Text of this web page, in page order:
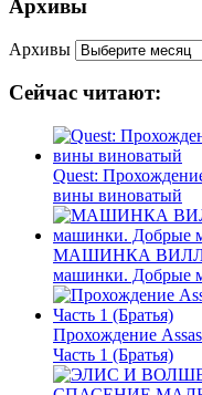
Архивы
Архивы
Сейчас читают:
Quest:
вины виноватый
МАШИНКА ВИЛЛИ
машинки. Добрые
Прохождение
Часть 1 (Братья)